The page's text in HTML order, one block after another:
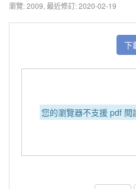
瀏覽: 2009, 最近修訂: 2020-02-19
下
您的瀏覽器不支援 pdf